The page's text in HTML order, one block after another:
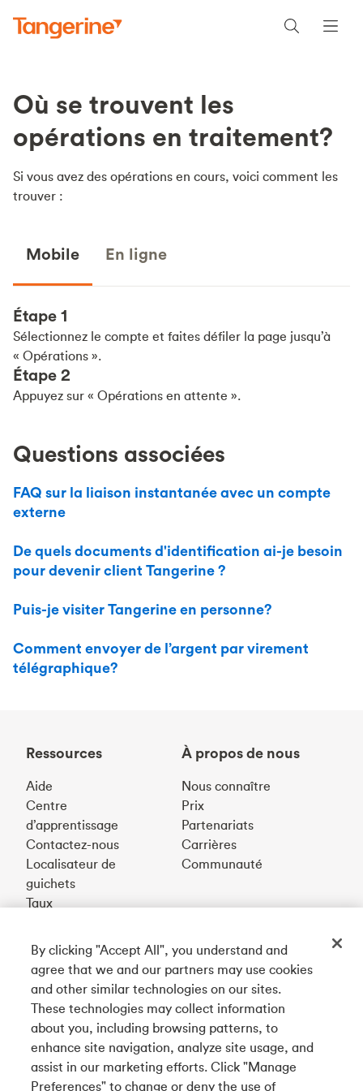
Où se trouvent les
opérations en traitement?
Si vous avez des opérations en cours, voici comment les
trouver :
Mobile En ligne
Étape 1
Sélectionnez le compte et faites défiler la page jusqu’à
« Opérations ».
Étape 2
Appuyez sur « Opérations en attente ».
Questions associées
FAQ sur la liaison instantanée avec un compte
externe
De quels documents d'identification ai-je besoin
pour devenir client Tangerine ?
Puis-je visiter Tangerine en personne?
Comment envoyer de l’argent par virement
télégraphique?
Ressources
Aide
Centre
d’apprentissage
Contactez-nous
Localisateur de
guichets
Taux
À propos de nous
Nous connaître
Prix
Partenariats
Carrières
Communauté
Téléchargez notre appli
Connectez-vous avec nous
By clicking "Accept All", you understand and
agree that we and our partners may use cookies
and other similar technologies on our sites.
These technologies may collect information
about you, including browsing patterns, to
enhance site navigation, analyze site usage, and
assist in our marketing efforts. Click "Manage
Preferences" to change or deny the use of